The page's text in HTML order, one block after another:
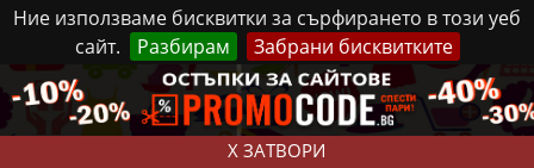
Ние използваме бисквитки за сърфирането в този уеб
сайт.
Разбирам Забрани бисквитките
X ЗАТВОРИ
Петък, 7 Август, 2026 Реклама Контакти